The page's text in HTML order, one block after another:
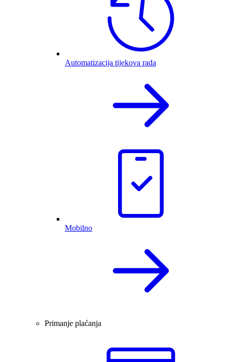
Automatizacija tijekova rada
Mobilno
Primanje plaćanja